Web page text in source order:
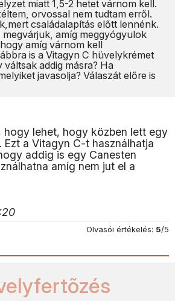
miatt 1,5-2 hetet várnom kell.
orvossal nem tudtam erről.
családalapítás előtt lennénk.
amíg meggyógyulok
amíg várnom kell
is a Vitagyn C hüvelykrémet
addig másra? Ha
javasolja? Válaszát előre is
hogy lehet, hogy közben lett egy
Ezt a Vitagyn C-t használhatja
addig is egy Canesten
amíg nem jut el a
Olvasói értékelés: 5/5